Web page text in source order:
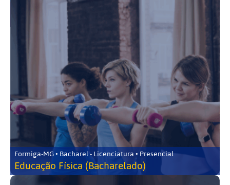
Formiga-MG • Bacharel - Licenciatura • Presencial
Educação Física (Bacharelado)